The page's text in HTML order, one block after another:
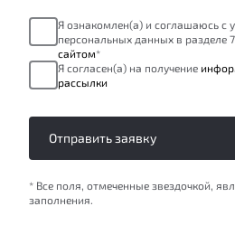
Я ознакомлен(а) и соглашаюсь с
персональных данных в разделе 7
сайтом*
Я согласен(а) на получение
рассылки
Отправить заявку
* Все поля, отмеченные звездочкой,
заполнения.